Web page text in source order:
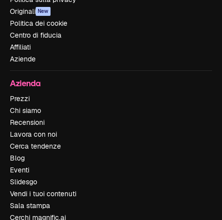
Originali New
Politica dei cookie
Centro di fiducia
Affiliati
Aziende
Azienda
Prezzi
Chi siamo
Recensioni
Lavora con noi
Cerca tendenze
Blog
Eventi
Slidesgo
Vendi i tuoi contenuti
Sala stampa
Cerchi magnific.ai